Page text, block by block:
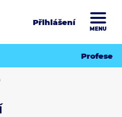
Přihlášení
MENU
Profese